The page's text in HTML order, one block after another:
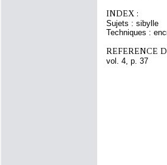
INDEX :
Sujets : sibylle
Techniques :
REFERENCE
vol. 4, p. 37